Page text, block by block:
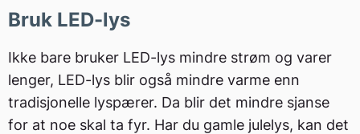
Bruk LED-lys
Ikke bare bruker LED-lys mindre strøm og varer
lenger, LED-lys blir også mindre varme enn
tradisjonelle lyspærer. Da blir det mindre sjanse
for at noe skal ta fyr. Har du gamle julelys, kan det